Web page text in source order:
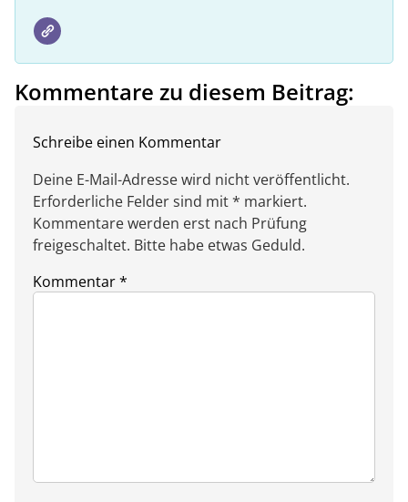
Kommentare zu diesem Beitrag:
Schreibe einen Kommentar
Deine E-Mail-Adresse wird nicht veröffentlicht.
Erforderliche Felder sind mit * markiert.
Kommentare werden erst nach Prüfung
freigeschaltet. Bitte habe etwas Geduld.
Kommentar*